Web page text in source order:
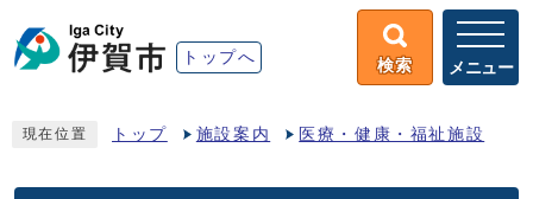
トップへ 検索 メニュー
現在位置 トップ 施設案内 医療・健康・福祉施設